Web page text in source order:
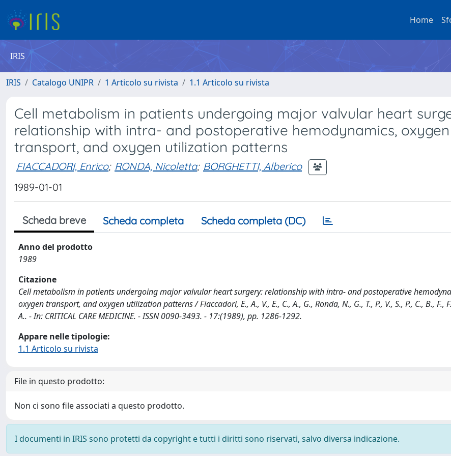
Home
IRIS
IRIS Catalogo UNIPR 1 Articolo su rivista 1.1 Articolo su rivista
Cell metabolism in patients undergoing major valvular heart
relationship with intra- and postoperative hemodynamics, oxygen
transport, and oxygen utilization patterns
FIACCADORI, Enrico; RONDA, Nicoletta; BORGHETTI, Alberico
1989-01-01
Scheda breve Scheda completa Scheda completa (DC)
Anno del prodotto
1989
Citazione
Cell metabolism in patients undergoing major valvular heart surgery: relationship with intra- and postoperative
oxygen transport, and oxygen utilization patterns / Fiaccadori, E., A., V., E., C., A., G., Ronda, N., G., T., P., V., S., P., C., B., F.,
A.. - In: CRITICAL CARE MEDICINE. - ISSN 0090-3493. - 17:(1989), pp. 1286-1292.
Appare nelle tipologie:
1.1 Articolo su rivista
File in questo prodotto:
Non ci sono file associati a questo prodotto.
I documenti in IRIS sono protetti da copyright e tutti i diritti sono riservati, salvo diversa indicazione.